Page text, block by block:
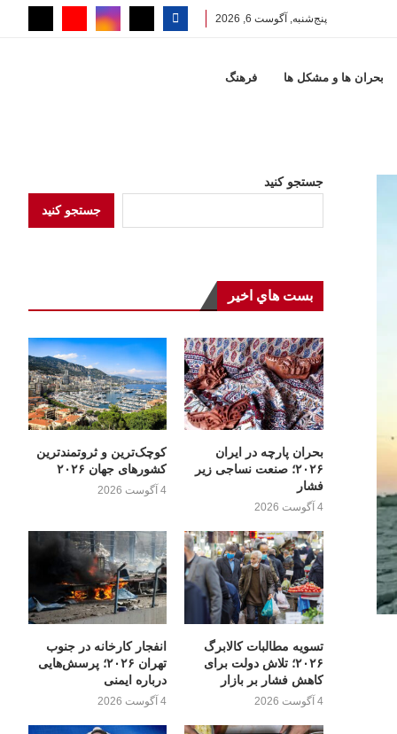
پنج‌شنبه, آگوست 6, 2026
بحران ها و مشكل ها فرهنگ
جستجو کنید
جستجو کنید
بست هاي اخير
بحران پارچه در ایران
۲۰۲۶؛ صنعت نساجی زیر
فشار
4 آگوست 2026
کوچک‌ترین و ثروتمندترین
کشورهای جهان ۲۰۲۶
4 آگوست 2026
تسویه مطالبات کالابرگ
۲۰۲۶؛ تلاش دولت برای
کاهش فشار بر بازار
4 آگوست 2026
انفجار کارخانه در جنوب
تهران ۲۰۲۶؛ پرسش‌هایی
درباره ایمنی
4 آگوست 2026